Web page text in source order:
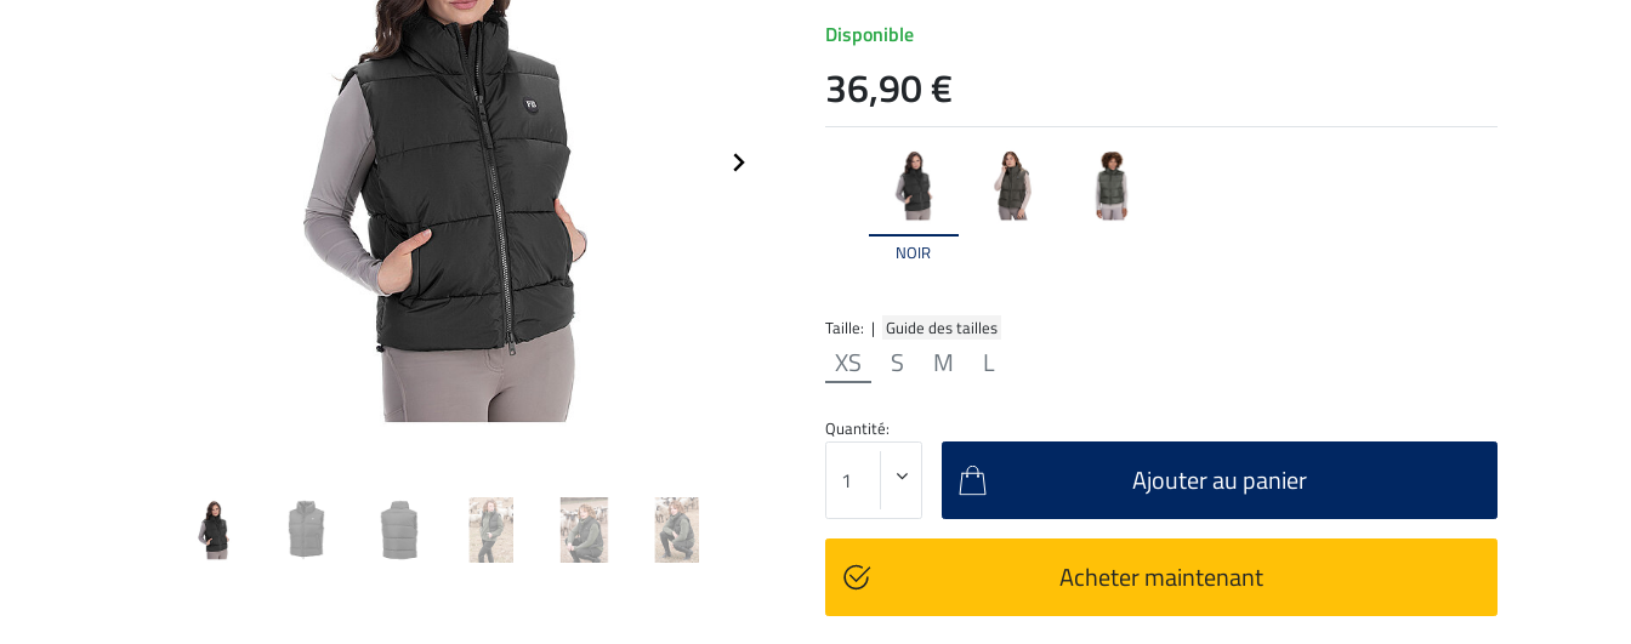
NOIR
Taille: | Guide des tailles
XS S M L
Disponible
36,90 €
Quantité:
Ajouter au panier
Acheter maintenant